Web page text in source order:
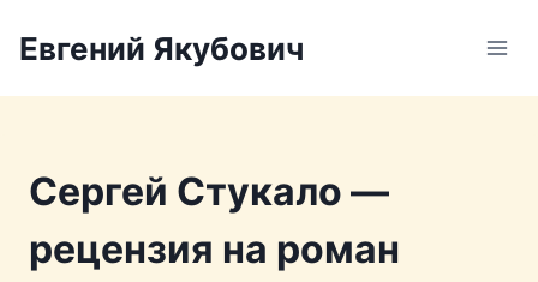
Евгений Якубович
Сергей Стукало —
рецензия на роман